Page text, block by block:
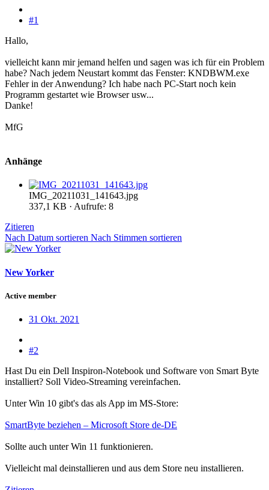
#1
Hallo,
vielleicht kann mir jemand helfen und sagen was ich für ein Problem
habe? Nach jedem Neustart kommt das Fenster: KNDBWM.exe
Fehler in der Anwendung? Ich habe nach PC-Start noch kein
Programm gestartet wie Browser usw...
Danke!
MfG
Anhänge
IMG_20211031_141643.jpg
337,1 KB · Aufrufe: 8
Zitieren
Nach Datum sortieren Nach Stimmen sortieren
New Yorker
Active member
31 Okt. 2021
#2
Hast Du ein Dell Inspiron-Notebook und Software von Smart Byte
installiert? Soll Video-Streaming vereinfachen.
Unter Win 10 gibt's das als App im MS-Store:
SmartByte beziehen – Microsoft Store de-DE
Sollte auch unter Win 11 funktionieren.
Vielleicht mal deinstallieren und aus dem Store neu installieren.